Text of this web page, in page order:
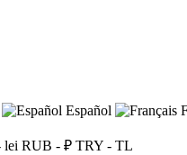
Español
lei RUB - ₽ TRY - TL